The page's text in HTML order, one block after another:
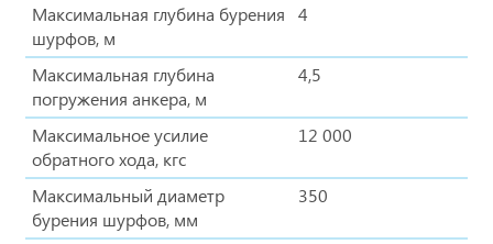
Максимальная глубина бурения
шурфов, м
4
Максимальная глубина
погружения анкера, м
4,5
Максимальное усилие
обратного хода, кгс
12 000
Максимальный диаметр
бурения шурфов, мм
350